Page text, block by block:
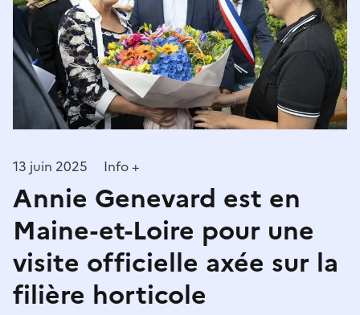
13 juin 2025 Info +
Annie Genevard est en
Maine-et-Loire pour une
visite officielle axée sur la
filière horticole